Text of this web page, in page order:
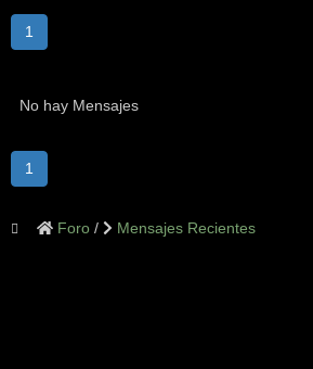
1
No hay Mensajes
1
Foro Mensajes Recientes